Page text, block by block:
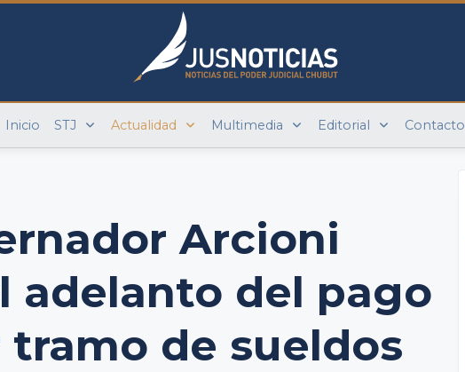
Inicio STJ Actualidad Multimedia Editorial Contacto
Arcioni
adelanto del pago
de sueldos